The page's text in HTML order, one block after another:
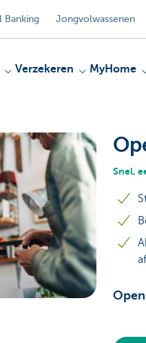
Banking Jongvolwassenen
Verzekeren MyHome
Snel,